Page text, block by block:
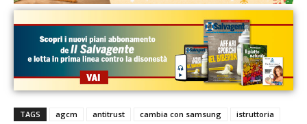
TAGS agcm antitrust cambia con samsung istruttoria